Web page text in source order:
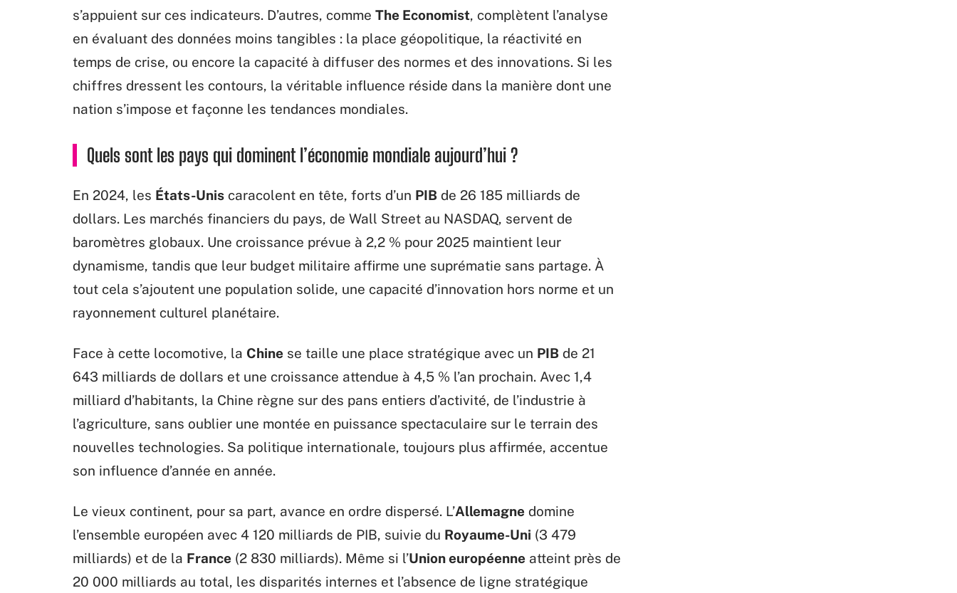
s’appuient sur ces indicateurs. D’autres, comme The Economist, complètent l’analyse
en évaluant des données moins tangibles : la place géopolitique, la réactivité en
temps de crise, ou encore la capacité à diffuser des normes et des innovations. Si les
chiffres dressent les contours, la véritable influence réside dans la manière dont une
nation s’impose et façonne les tendances mondiales.
Quels sont les pays qui dominent l’économie mondiale aujourd’hui ?
En 2024, les États-Unis caracolent en tête, forts d’un PIB de 26 185 milliards de
dollars. Les marchés financiers du pays, de Wall Street au NASDAQ, servent de
baromètres globaux. Une croissance prévue à 2,2 % pour 2025 maintient leur
dynamisme, tandis que leur budget militaire affirme une suprématie sans partage. À
tout cela s’ajoutent une population solide, une capacité d’innovation hors norme et un
rayonnement culturel planétaire.
Face à cette locomotive, la Chine se taille une place stratégique avec un PIB de 21
643 milliards de dollars et une croissance attendue à 4,5 % l’an prochain. Avec 1,4
milliard d’habitants, la Chine règne sur des pans entiers d’activité, de l’industrie à
l’agriculture, sans oublier une montée en puissance spectaculaire sur le terrain des
nouvelles technologies. Sa politique internationale, toujours plus affirmée, accentue
son influence d’année en année.
Le vieux continent, pour sa part, avance en ordre dispersé. L’Allemagne domine
l’ensemble européen avec 4 120 milliards de PIB, suivie du Royaume-Uni (3 479
milliards) et de la France (2 830 milliards). Même si l’Union européenne atteint près de
20 000 milliards au total, les disparités internes et l’absence de ligne stratégique